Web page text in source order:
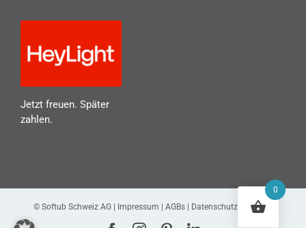
Jetzt freuen. Später
zahlen.
© Softub Schweiz AG | Impressum AGBs Datenschutzerklärung
0